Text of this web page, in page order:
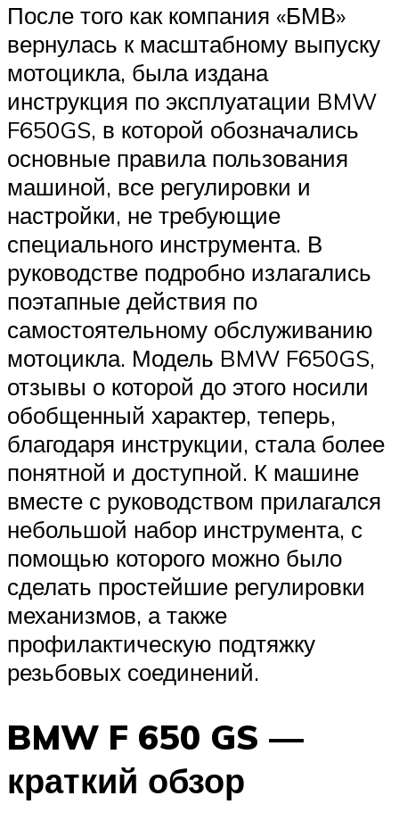
После того как компания «БМВ»
вернулась к масштабному выпуску
мотоцикла, была издана
инструкция по эксплуатации BMW
F650GS, в которой обозначались
основные правила пользования
машиной, все регулировки и
настройки, не требующие
специального инструмента. В
руководстве подробно излагались
поэтапные действия по
самостоятельному обслуживанию
мотоцикла. Модель BMW F650GS,
отзывы о которой до этого носили
обобщенный характер, теперь,
благодаря инструкции, стала более
понятной и доступной. К машине
вместе с руководством прилагался
небольшой набор инструмента, с
помощью которого можно было
сделать простейшие регулировки
механизмов, а также
профилактическую подтяжку
резьбовых соединений.
BMW F 650 GS —
краткий обзор